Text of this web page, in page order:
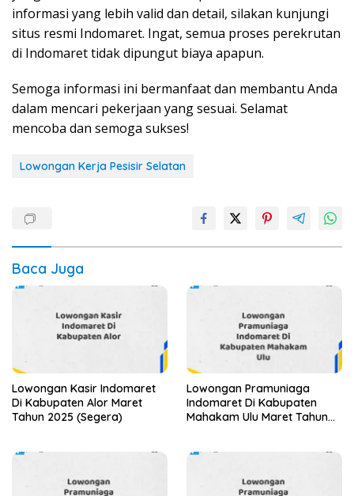
informasi yang lebih valid dan detail, silakan kunjungi
situs resmi Indomaret. Ingat, semua proses perekrutan
di Indomaret tidak dipungut biaya apapun.
Semoga informasi ini bermanfaat dan membantu Anda
dalam mencari pekerjaan yang sesuai. Selamat
mencoba dan semoga sukses!
Lowongan Kerja Pesisir Selatan
Baca Juga
Lowongan Kasir Indomaret
Di Kabupaten Alor Maret
Tahun 2025 (Segera)
Lowongan Pramuniaga
Indomaret Di Kabupaten
Mahakam Ulu Maret Tahun